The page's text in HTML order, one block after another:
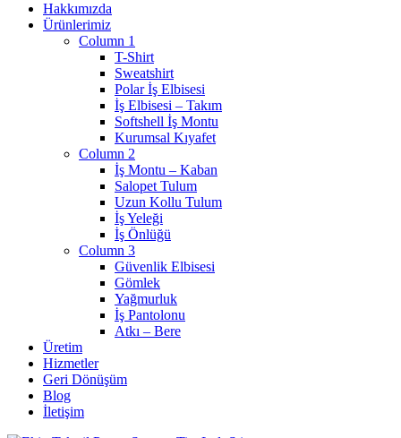
Hakkımızda
Ürünlerimiz
Column 1
T-Shirt
Sweatshirt
Polar İş Elbisesi
İş Elbisesi – Takım
Softshell İş Montu
Kurumsal Kıyafet
Column 2
İş Montu – Kaban
Salopet Tulum
Uzun Kollu Tulum
İş Yeleği
İş Önlüğü
Column 3
Güvenlik Elbisesi
Gömlek
Yağmurluk
İş Pantolonu
Atkı – Bere
Üretim
Hizmetler
Geri Dönüşüm
Blog
İletişim